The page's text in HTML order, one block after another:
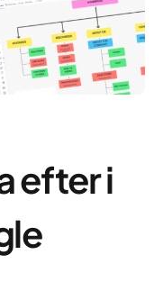
efter i